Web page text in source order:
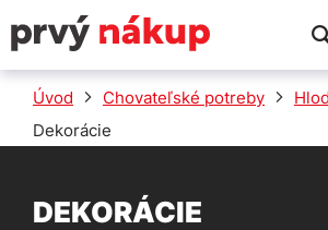
VÝPREDAJ
Úvod Chovateľské potreby
Dekorácie
DEKORÁCIE